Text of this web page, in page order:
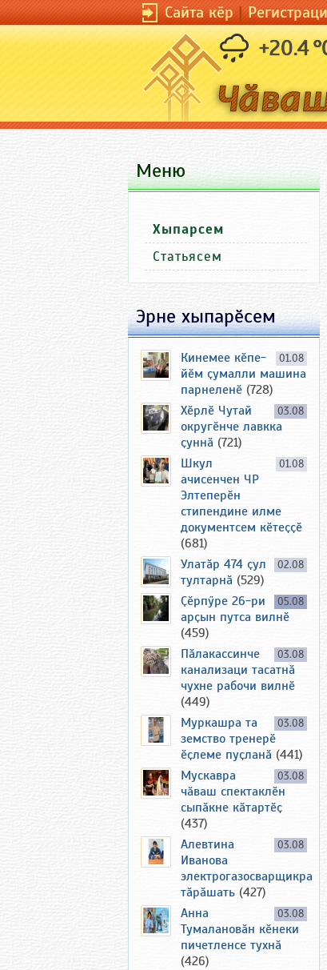
Сайта кӗр|Регистраци
+20.4
Меню
Хыпарсем
Статьясем
Эрне хыпарӗсем
01.08
Кинемее кӗпе-
йӗм ҫумалли машина
парнеленӗ (728)
03.08
Хӗрлӗ Чутай
округӗнче лавкка
ҫуннӑ (721)
01.08
Шкул
ачисенчен ЧР
Элтеперӗн
стипендине илме
документсем кӗтеҫҫӗ
(681)
02.08
Улатӑр 474 ҫул
тултарнӑ (529)
05.08
Ҫӗрпӳре 26-ри
арҫын путса вилнӗ
(459)
03.08
Пӑлакассинче
канализаци тасатнӑ
чухне рабочи вилнӗ
(449)
03.08
Муркашра та
земство тренерӗ
ӗҫлеме пуҫланӑ (441)
03.08
Мускавра
чӑваш спектаклӗн
сыпӑкне кӑтартӗҫ
(437)
03.08
Алевтина
Иванова
электрогазосварщикра
тӑрӑшать (427)
03.08
Анна
Тумалановӑн кӗнеки
пичетленсе тухнӑ
(426)